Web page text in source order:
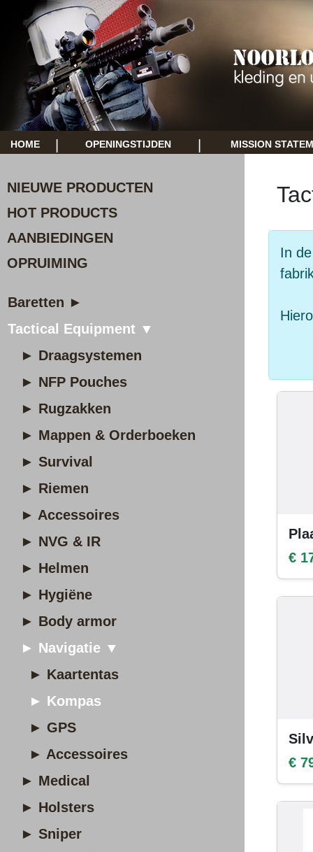
HOME OPENINGSTIJDEN MISSION
NIEUWE PRODUCTEN
HOT PRODUCTS
AANBIEDINGEN
OPRUIMING
Baretten ►
Tactical Equipment ▼
► Draagsystemen
► NFP Pouches
► Rugzakken
► Mappen & Orderboeken
► Survival
► Riemen
► Accessoires
► NVG & IR
► Helmen
► Hygiëne
► Body armor
► Navigatie ▼
► Kaartentas
► Kompas
► GPS
► Accessoires
► Medical
► Holsters
► Sniper
In
€
€